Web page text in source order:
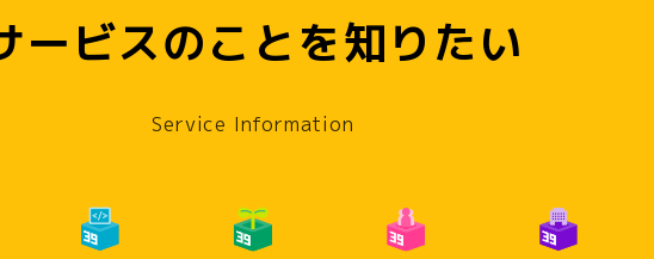
ービスのことを知りたい
Service Information
COMPANY NEWS SERVICE CONTACT